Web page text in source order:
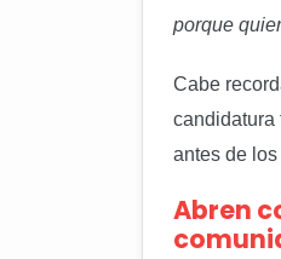
porque
Cabe
candidatura
antes de
Abren